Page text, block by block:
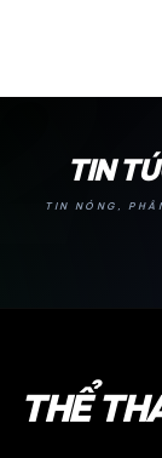
TIN
TIN NÓNG,
THỂ